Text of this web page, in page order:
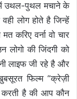
उथल-पुथल मचाने के
लोग होते है जिन्हें
करिए वर्ना वो चार
की जिंदगी को
लाइफ जी रहे है और
फिल्म “क्रेज़ी
है की आप कौन